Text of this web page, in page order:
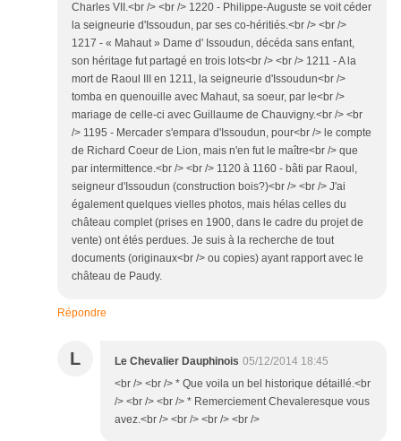
Charles VII.<br /> <br /> 1220 - Philippe-Auguste se voit céder
la seigneurie d'Issoudun, par ses co-héritiés.<br /> <br />
1217 - « Mahaut » Dame d' Issoudun, décéda sans enfant,
son héritage fut partagé en trois lots<br /> <br /> 1211 - A la
mort de Raoul III en 1211, la seigneurie d'Issoudun<br />
tomba en quenouille avec Mahaut, sa soeur, par le<br />
mariage de celle-ci avec Guillaume de Chauvigny.<br /> <br
/> 1195 - Mercader s'empara d'Issoudun, pour<br /> le compte
de Richard Coeur de Lion, mais n'en fut le maître<br /> que
par intermittence.<br /> <br /> 1120 à 1160 - bâti par Raoul,
seigneur d'Issoudun (construction bois?)<br /> <br /> J'ai
également quelques vielles photos, mais hélas celles du
château complet (prises en 1900, dans le cadre du projet de
vente) ont étés perdues. Je suis à la recherche de tout
documents (originaux<br /> ou copies) ayant rapport avec le
château de Paudy.
Répondre
L Le Chevalier Dauphinois 05/12/2014 18:45
<br /> <br /> * Que voila un bel historique détaillé.<br
/> <br /> <br /> * Remerciement Chevaleresque vous
avez.<br /> <br /> <br /> <br />